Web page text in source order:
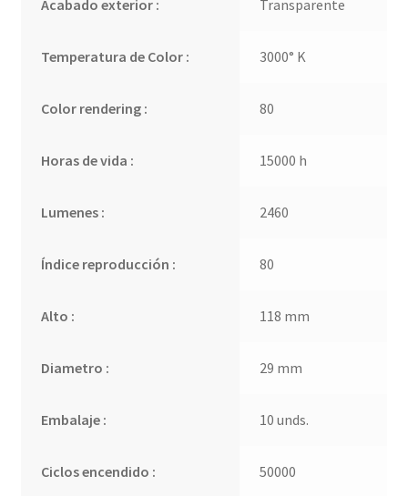
Acabado exterior : Transparente
Temperatura de Color : 3000° K
Color rendering : 80
Horas de vida : 15000 h
Lumenes : 2460
Índice reproducción : 80
Alto : 118 mm
Diametro : 29 mm
Embalaje : 10 unds.
Ciclos encendido : 50000